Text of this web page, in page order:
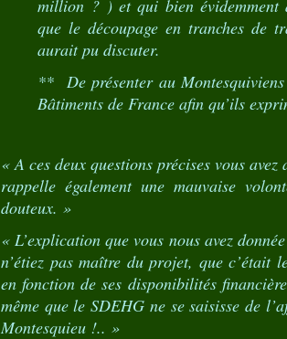
million ? ) et qui bien évidemment
que le découpage en tranches de
aurait pu discuter.
** De présenter au
Bâtiments de France afin qu’ils
« A ces deux questions précises vous
rappelle également une mauvaise
douteux. »
« L’explication que vous nous avez
n’étiez pas maître du projet, que c’était
en fonction de ses disponibilités
même que le SDEHG ne se saisisse de
Montesquieu !.. »